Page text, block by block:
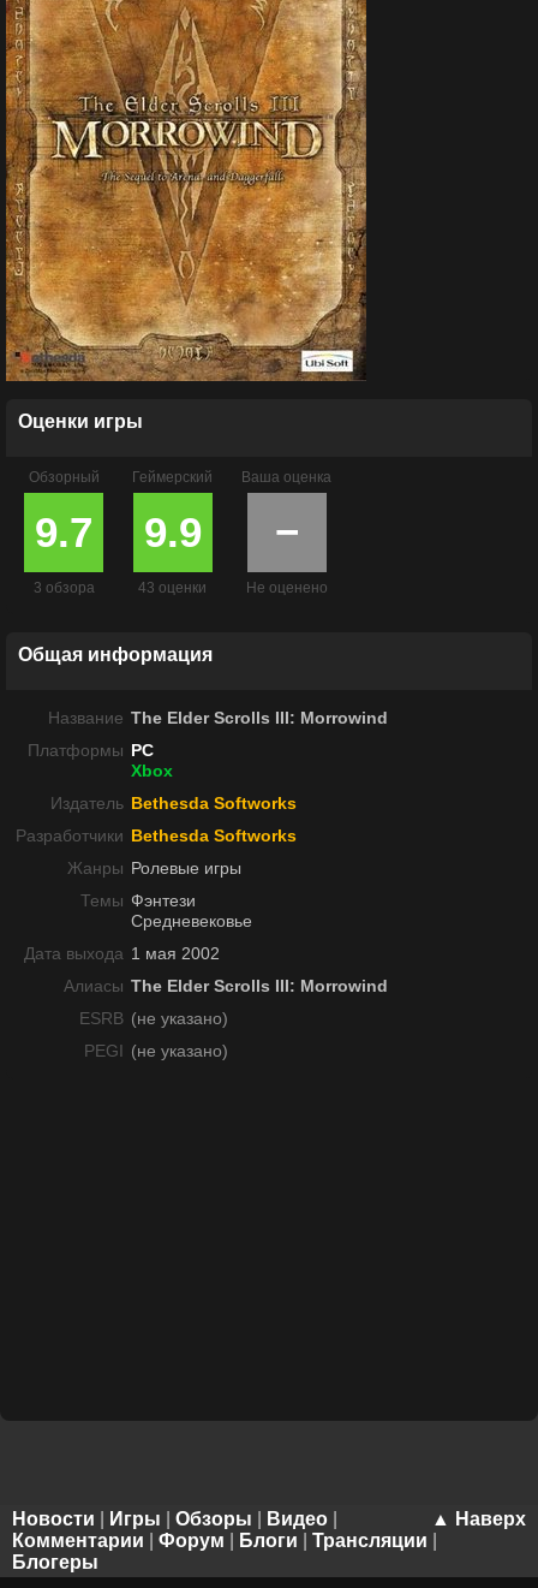
Оценки игры
Обзорный
9.7
3 обзора
Геймерский
9.9
43 оценки
Ваша оценка
−
Не оценено
Общая информация
Название The Elder Scrolls III: Morrowind
Платформы PC
Xbox
Издатель Bethesda Softworks
Разработчики Bethesda Softworks
Жанры Ролевые игры
Темы Фэнтези
Средневековье
Дата выхода 1 мая 2002
Алиасы The Elder Scrolls III: Morrowind
ESRB (не указано)
PEGI (не указано)
▲ Наверх
Новости Игры Обзоры Видео
Комментарии
Форум Блоги Трансляции
Блогеры